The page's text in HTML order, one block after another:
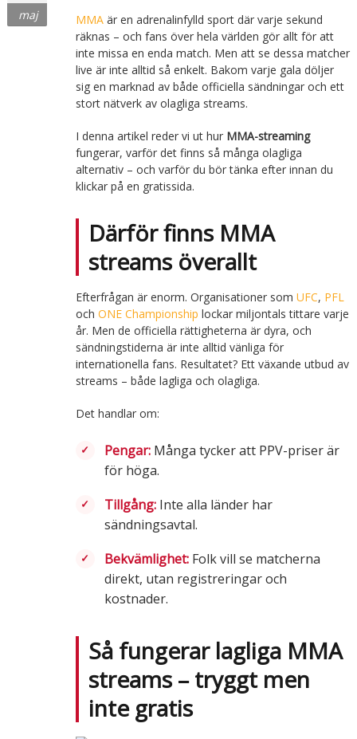
maj MMAär en adrenalinfylld sport där varje sekund
räknas – och fans över hela världen gör allt för att
inte missa en enda match. Men att se dessa matcher
live är inte alltid så enkelt. Bakom varje gala döljer
sig en marknad av både officiella sändningar och ett
stort nätverk av olagliga streams.
I denna artikel reder vi ut hur MMA-streaming
fungerar, varför det finns så många olagliga
alternativ – och varför du bör tänka efter innan du
klickar på en gratissida.
Därför finns MMA
streams överallt
Efterfrågan är enorm. Organisationer som UFC, PFL
och ONE Championship lockar miljontals tittare varje
år. Men de officiella rättigheterna är dyra, och
sändningstiderna är inte alltid vänliga för
internationella fans. Resultatet? Ett växande utbud av
streams – både lagliga och olagliga.
Det handlar om:
Pengar:Många tycker att PPV-priser är
för höga.
Tillgång:Inte alla länder har
sändningsavtal.
Bekvämlighet:Folk vill se matcherna
direkt, utan registreringar och
kostnader.
Så fungerar lagliga MMA
streams – tryggt men
inte gratis